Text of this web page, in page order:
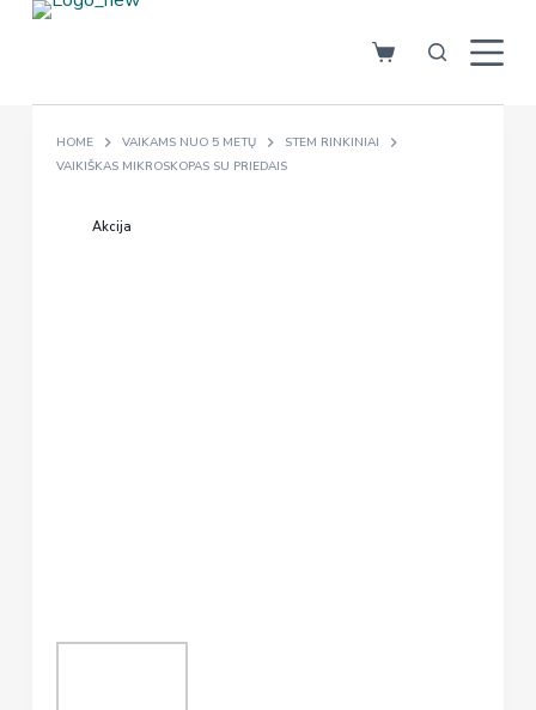
S
HOME VAIKAMS NUO 5 METŲ
STEM RINKINIAI
VAIKIŠKAS MIKROSKOPAS SU PRIEDAIS
Akcija